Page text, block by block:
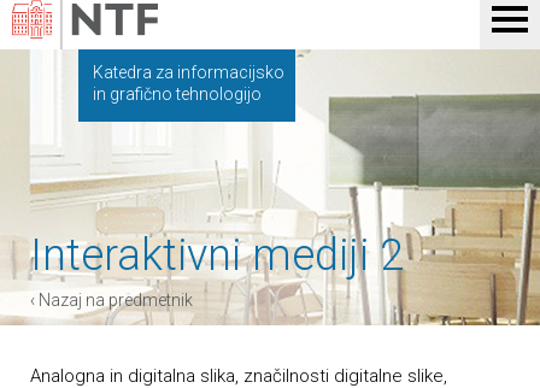
Katedra za informacijsko
in grafično tehnologijo
Interaktivni mediji 2
‹ Nazaj na predmetnik
Analogna in digitalna slika, značilnosti digitalne slike,